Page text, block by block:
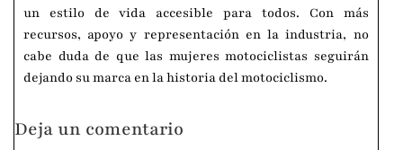
un estilo de vida accesible para todos. Con más
recursos, apoyo y representación en la industria, no
cabe duda de que las mujeres motociclistas seguirán
dejando su marca en la historia del motociclismo.
Deja un comentario